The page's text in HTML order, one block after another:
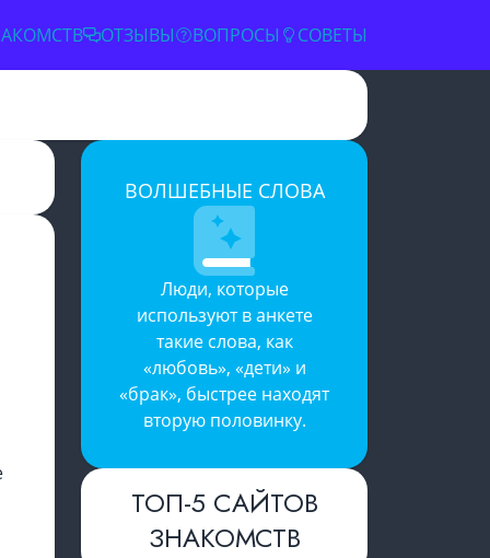
ОТЗЫВЫ ВОПРОСЫ СОВЕТЫ
ВОЛШЕБНЫЕ СЛОВА
Люди, которые
используют в анкете
такие слова, как
«любовь», «дети» и
«брак», быстрее находят
вторую половинку.
ТОП-5 САЙТОВ
ЗНАКОМСТВ